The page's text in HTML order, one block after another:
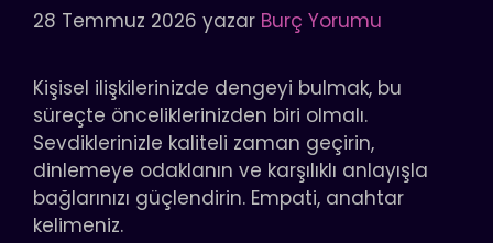
28 Temmuz 2026 yazar Burç Yorumu
Kişisel ilişkilerinizde dengeyi bulmak, bu
süreçte önceliklerinizden biri olmalı.
Sevdiklerinizle kaliteli zaman geçirin,
dinlemeye odaklanın ve karşılıklı anlayışla
bağlarınızı güçlendirin. Empati, anahtar
kelimeniz.